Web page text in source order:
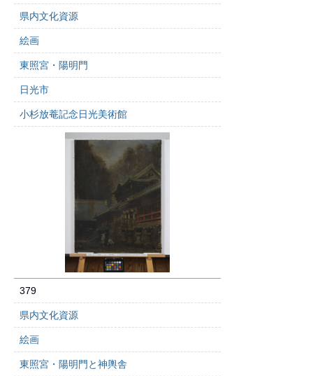
県内文化資源
絵画
東照宮・陽明門
日光市
小杉放菴記念日光美術館
379
県内文化資源
絵画
東照宮・陽明門と神輿舎